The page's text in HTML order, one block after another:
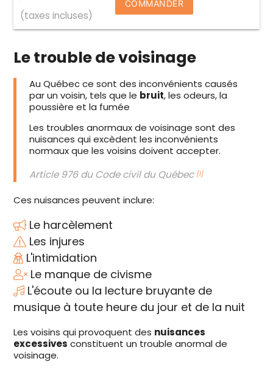
(taxes incluses)
COMMANDER
Le trouble de voisinage
Au Québec ce sont des inconvénients causés
par un voisin, tels que le bruit, les odeurs, la
poussière et la fumée
Les troubles anormaux de voisinage sont des
nuisances qui excèdent les inconvénients
normaux que les voisins doivent accepter.
Article 976 du Code civil du Québec [1]
Ces nuisances peuvent inclure:
Le harcèlement
Les injures
L'intimidation
Le manque de civisme
L'écoute ou la lecture bruyante de
musique à toute heure du jour et de la nuit
Les voisins qui provoquent des nuisances
excessives constituent un trouble anormal de
voisinage.